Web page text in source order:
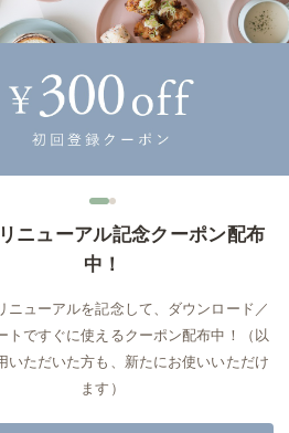
変化が魅力の1つです。
は、とても簡単。
掛けていただき、
きは、お酢で輝きを
していますので、
真鍮の簡単なお手入れ【お手入
ニューアル記念クーポン配布
中！
ニューアルを記念して、ダウンロード／
トですぐに使えるクーポン配布中！（以
いただいた方も、新たにお使いいただけ
ます）